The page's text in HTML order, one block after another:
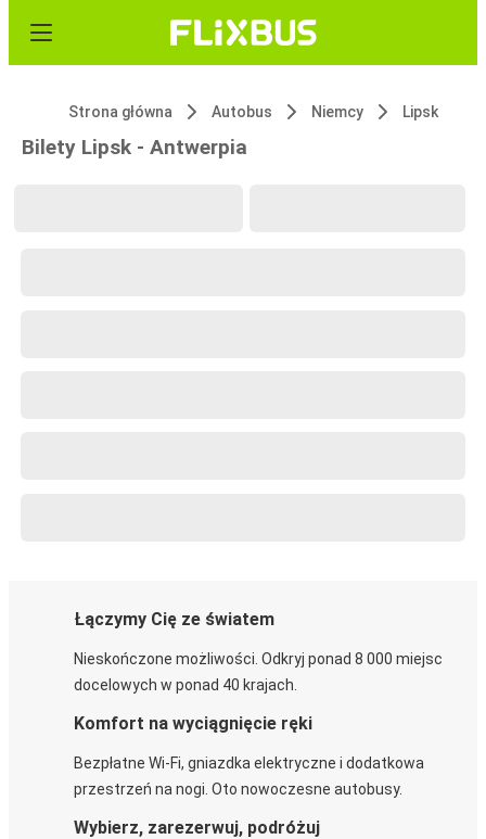
Strona główna Autobus Niemcy Lipsk
Bilety Lipsk - Antwerpia
Łączymy Cię ze światem
Nieskończone możliwości. Odkryj ponad 8 000 miejsc
docelowych w ponad 40 krajach.
Komfort na wyciągnięcie ręki
Bezpłatne Wi-Fi, gniazdka elektryczne i dodatkowa
przestrzeń na nogi. Oto nowoczesne autobusy.
Wybierz, zarezerwuj, podróżuj